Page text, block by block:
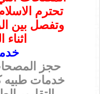
تحترم
وتفصل بين
اثناء
حجز
خدمات طبيه